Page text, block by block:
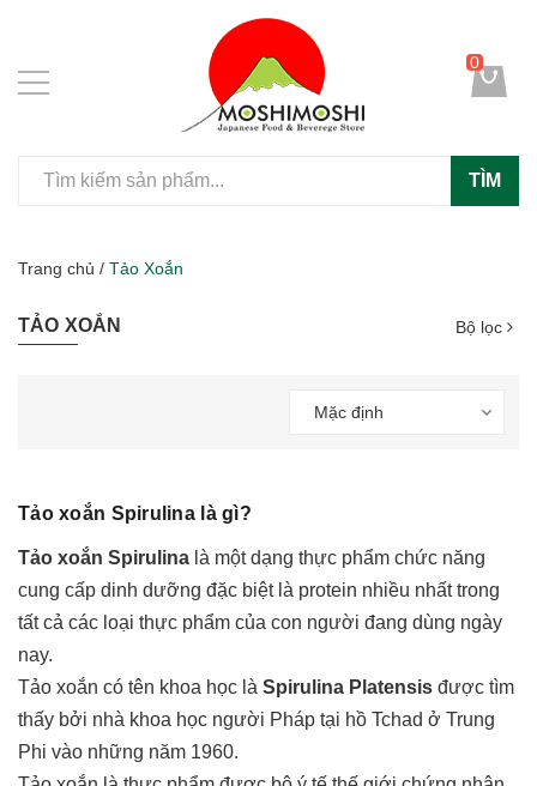
TÌM
0
Trang chủ / Tảo Xoắn
TẢO XOẮN Bộ lọc
Mặc định
Tảo xoắn Spirulina là gì?
Tảo xoắn Spirulina là một dạng thực phẩm chức năng
cung cấp dinh dưỡng đặc biệt là protein nhiều nhất trong
tất cả các loại thực phẩm của con người đang dùng ngày
nay.
Tảo xoắn có tên khoa học là Spirulina Platensis được tìm
thấy bởi nhà khoa học người Pháp tại hồ Tchad ở Trung
Phi vào những năm 1960.